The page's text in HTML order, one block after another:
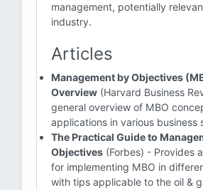
management, potentially
industry.
Articles
Management by Objectives
Overview (Harvard Business
general overview of MBO
applications in various business
The Practical Guide to
Objectives (Forbes) - Provides
for implementing MBO in
with tips applicable to the oil &